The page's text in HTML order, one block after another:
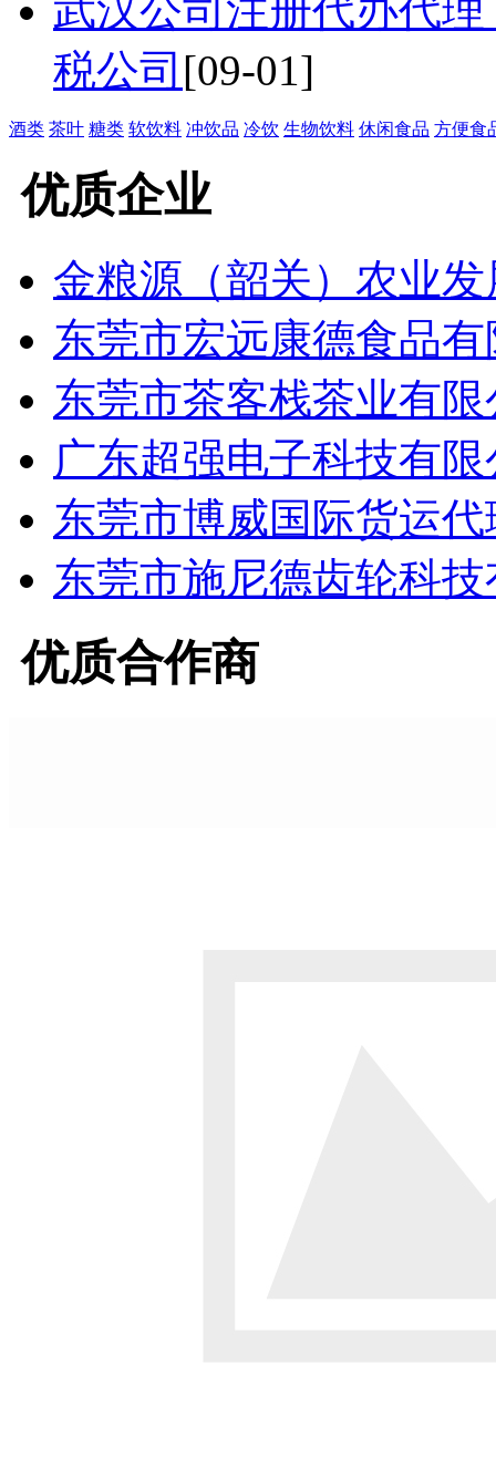
武汉公司注册代办代
税公司 [09-01]
酒类 茶叶 糖类 软饮料 冲饮品 冷饮 生物饮料 休闲食品 方便食
优质企业
金粮源（韶关）农业
东莞市宏远康德食品
东莞市茶客栈茶业有限
广东超强电子科技有
东莞市博威国际货运
东莞市施尼德齿轮科
优质合作商